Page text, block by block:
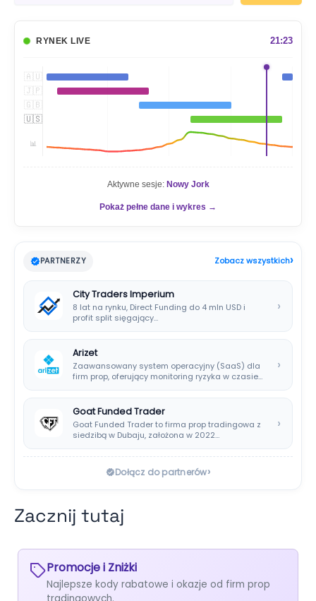
RYNEK LIVE 21:23
🇦🇺
🇯🇵
🇬🇧
🇺🇸
📊
Aktywne sesje: Nowy Jork
Pokaż pełne dane i wykres →
PARTNERZY Zobacz wszystkich›
City Traders Imperium
8 lat na rynku, Direct Funding do 4 mln USD i
profit split sięgający…
›
Arizet
Zaawansowany system operacyjny (SaaS) dla
firm prop, oferujący monitoring ryzyka w czasie
›
Goat Funded Trader
Goat Funded Trader to firma prop tradingowa z
siedzibą w Dubaju, założona w 2022…
›
Dołącz do partnerów›
Zacznij tutaj
Promocje i Zniżki
Najlepsze kody rabatowe i okazje od firm prop